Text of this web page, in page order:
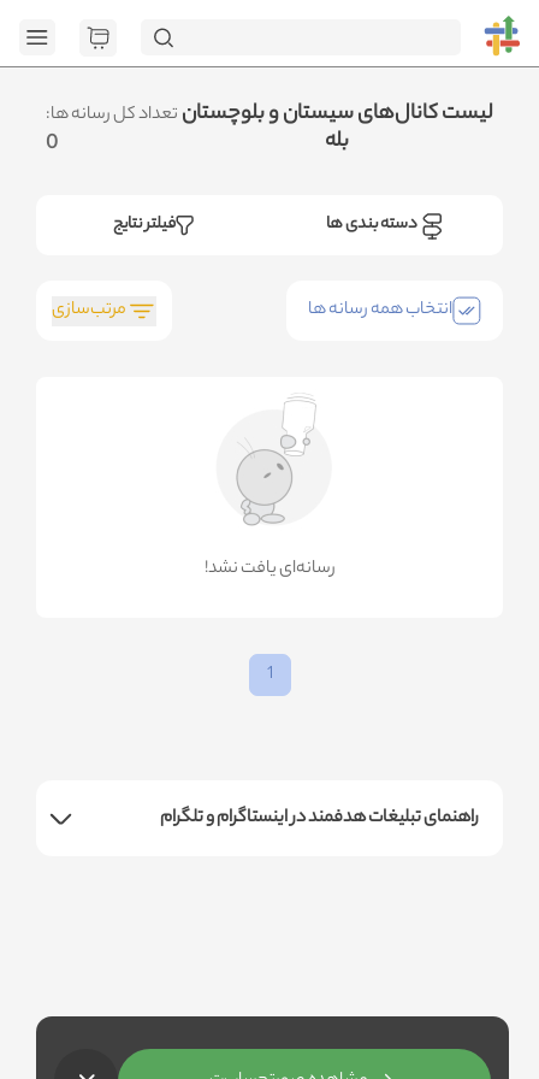
تعداد کل رسانه ها:
0
لیست کانال‌های سیستان و بلوچستان
بله
فیلتر نتایج دسته بندی ها
مرتب‌سازی انتخاب همه رسانه ها
!رسانه‌ای یافت نشد
1
راهنمای تبلیغات هدفمند در اینستاگرام و تلگرام
[GET]
.متوجه شدم